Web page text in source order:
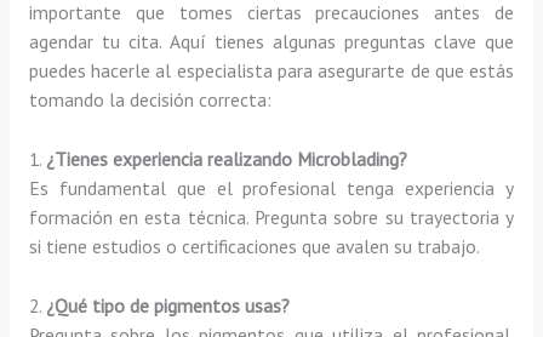
importante que tomes ciertas precauciones antes de
agendar tu cita. Aquí tienes algunas preguntas clave que
puedes hacerle al especialista para asegurarte de que estás
tomando la decisión correcta:
1. ¿Tienes experiencia realizando Microblading?
Es fundamental que el profesional tenga experiencia y
formación en esta técnica. Pregunta sobre su trayectoria y
si tiene estudios o certificaciones que avalen su trabajo.
2. ¿Qué tipo de pigmentos usas?